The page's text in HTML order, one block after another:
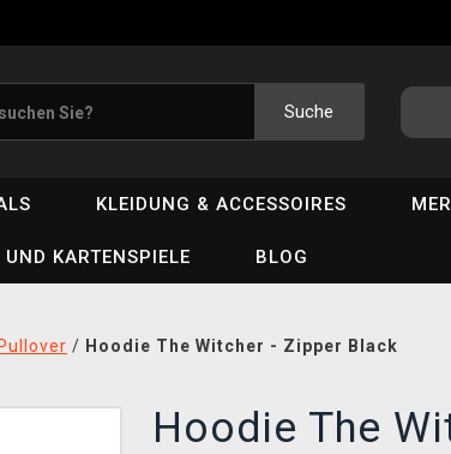
Suche
KLEIDUNG & ACCESSOIRES
UND KARTENSPIELE BLOG
/ Hoodie The Witcher - Zipper Black
Hoodie The